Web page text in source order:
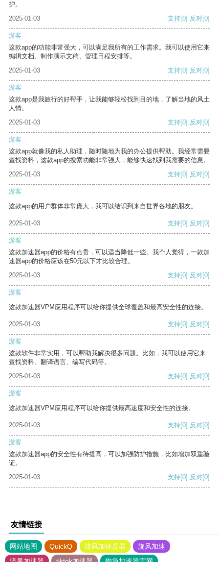
护。
2025-01-03
支持[0] 反对[0]
游客
这款app的功能非常强大，可以满足我所有的工作需求。我可以使用它来
编辑文档、制作演示文稿、管理日程安排等。
2025-01-03
支持[0] 反对[0]
游客
这款app是我旅行的好帮手，让我能够轻松找到目的地，了解当地的风土
人情。
2025-01-03
支持[0] 反对[0]
游客
这款app就像我的私人助理，随时随地为我的办公提供帮助。我经常需要
查找资料，这款app的搜索功能非常强大，能够快速找到我需要的信息。
2025-01-03
支持[0] 反对[0]
游客
这款app的用户群体非常庞大，我可以结识到来自世界各地的朋友。
2025-01-03 支持[0] 反对[0]
游客
这款加速器app的价格有点贵，可以适当降低一些。我个人觉得，一款加
速器app的价格应该在50元以下才比较合理。
2025-01-03
支持[0] 反对[0]
游客
这款加速器VPM应用程序可以给你提供全球覆盖和最高安全性的连接。
2025-01-03 支持[0] 反对[0]
游客
这款软件非常实用，可以帮助我解决很多问题。比如，我可以使用它来
查找资料、翻译语言、编写代码等。
2025-01-03
支持[0] 反对[0]
游客
这款加速器VPM应用程序可以给你提供最高速度和安全性的连接。
2025-01-03 支持[0] 反对[0]
游客
这款加速器app的安全性有待提高，可以加强防护措施，比如增加双重验
证。
2025-01-03
支持[0] 反对[0]
友情链接
网站地图 QuickQ 旋风加速度器
旋风加速